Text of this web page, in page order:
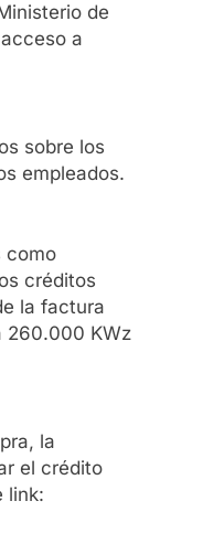
de
a
sobre los
empleados.
como
créditos
la factura
260.000 KWz
la
el crédito
link: